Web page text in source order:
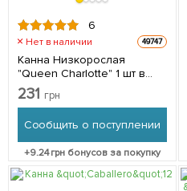
6
Нет в наличии 49747
Канна Низкорослая
"Queen Charlotte" 1 шт в
упаковке
231 грн
Сообщить о поступлении
+9.24грн бонусов за покупку